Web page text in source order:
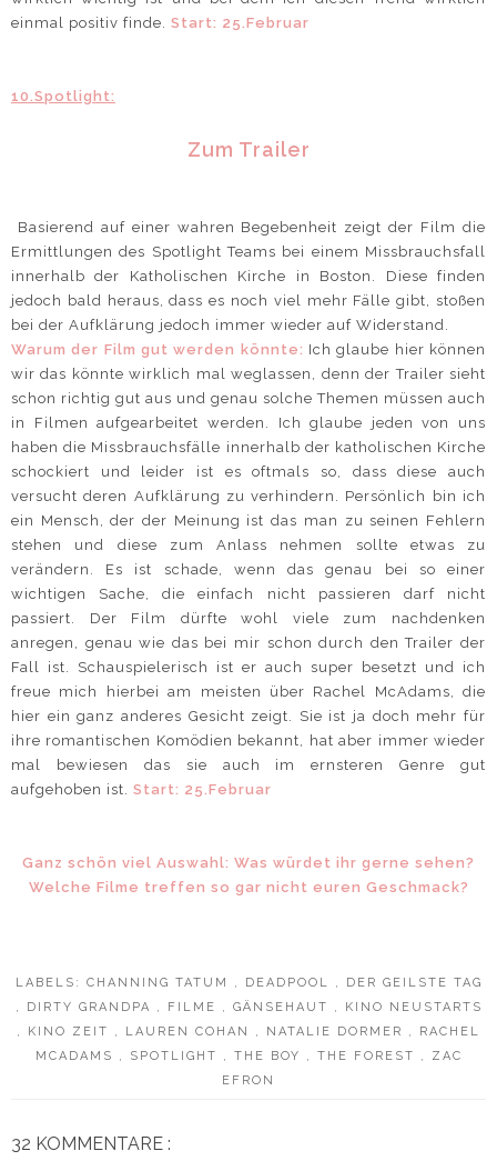
einmal positiv finde. Start: 25.Februar
10.Spotlight:
Zum Trailer
Basierend auf einer wahren Begebenheit zeigt der Film die
Ermittlungen des Spotlight Teams bei einem Missbrauchsfall
innerhalb der Katholischen Kirche in Boston. Diese finden
jedoch bald heraus, dass es noch viel mehr Fälle gibt, stoßen
bei der Aufklärung jedoch immer wieder auf Widerstand.
Warum der Film gut werden könnte: Ich glaube hier können
wir das könnte wirklich mal weglassen, denn der Trailer sieht
schon richtig gut aus und genau solche Themen müssen auch
in Filmen aufgearbeitet werden. Ich glaube jeden von uns
haben die Missbrauchsfälle innerhalb der katholischen Kirche
schockiert und leider ist es oftmals so, dass diese auch
versucht deren Aufklärung zu verhindern. Persönlich bin ich
ein Mensch, der der Meinung ist das man zu seinen Fehlern
stehen und diese zum Anlass nehmen sollte etwas zu
verändern. Es ist schade, wenn das genau bei so einer
wichtigen Sache, die einfach nicht passieren darf nicht
passiert. Der Film dürfte wohl viele zum nachdenken
anregen, genau wie das bei mir schon durch den Trailer der
Fall ist. Schauspielerisch ist er auch super besetzt und ich
freue mich hierbei am meisten über Rachel McAdams, die
hier ein ganz anderes Gesicht zeigt. Sie ist ja doch mehr für
ihre romantischen Komödien bekannt, hat aber immer wieder
mal bewiesen das sie auch im ernsteren Genre gut
aufgehoben ist. Start: 25.Februar
Ganz schön viel Auswahl: Was würdet ihr gerne sehen?
Welche Filme treffen so gar nicht euren Geschmack?
LABELS: CHANNING TATUM , DEADPOOL ,
DER GEILSTE TAG
,
DIRTY GRANDPA , FILME , GÄNSEHAUT ,
KINO NEUSTARTS
, KINO ZEIT , LAUREN COHAN , NATALIE DORMER , RACHEL
MCADAMS
, SPOTLIGHT , THE BOY , THE FOREST ,
ZAC
EFRON
32 KOMMENTARE :